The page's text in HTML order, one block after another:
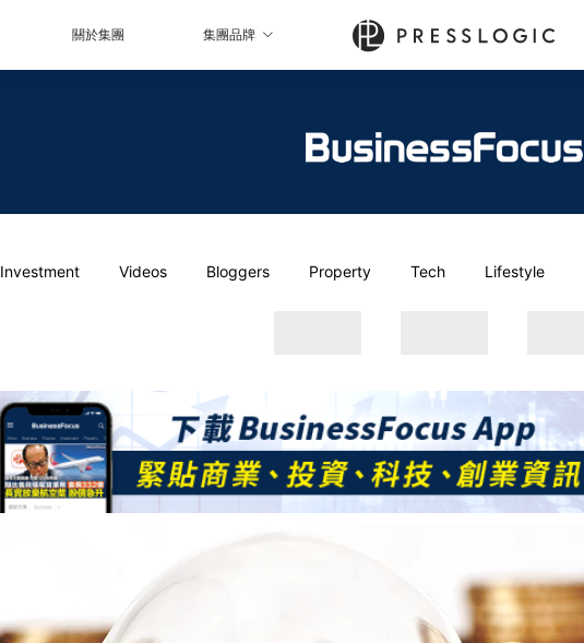
關於集團 集團品牌
Investment Videos Bloggers Property Tech Lifestyle